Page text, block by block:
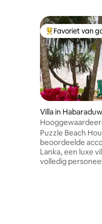
Topfavoriet van
Favoriet van
Villa in
met 3
personeel
Puzzle Beach
beoordeelde
Lanka, een luxe
volledig
juweeltje, een
woningen ter